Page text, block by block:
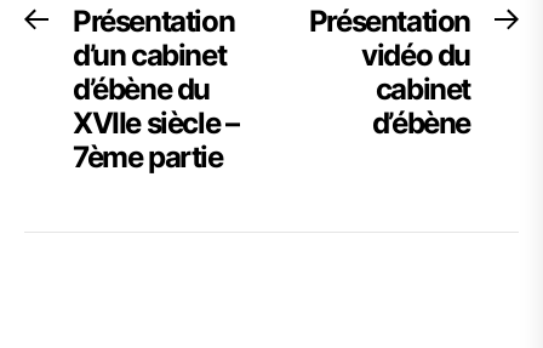
Navigation
l’article
Previous
post:
Présentation
d’un cabinet
d’ébène du
XVIIe siècle –
7ème partie
Présentation
vidéo du
cabinet
d’ébène